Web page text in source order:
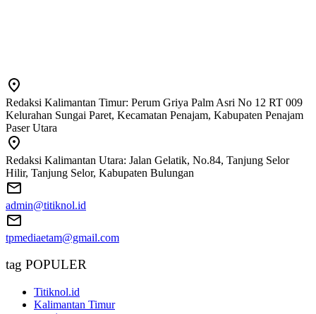
Redaksi Kalimantan Timur: Perum Griya Palm Asri No 12 RT 009
Kelurahan Sungai Paret, Kecamatan Penajam, Kabupaten Penajam
Paser Utara
Redaksi Kalimantan Utara: Jalan Gelatik, No.84, Tanjung Selor
Hilir, Tanjung Selor, Kabupaten Bulungan
admin@titiknol.id
tpmediaetam@gmail.com
tag POPULER
Titiknol.id
Kalimantan Timur